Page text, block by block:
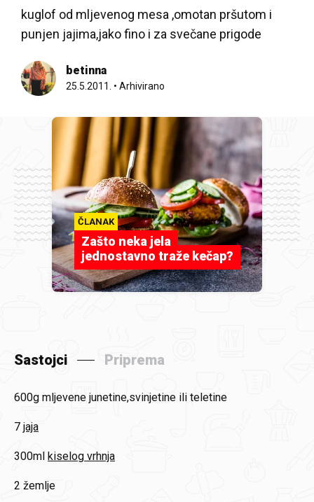
kuglof od mljevenog mesa ,omotan pršutom i
punjen jajima,jako fino i za svečane prigode
betinna
25.5.2011. • Arhivirano
ČLANAK
Zašto neka jela
jednostavno traže kečap?
Sastojci Priprema
600g mljevene junetine,svinjetine ili teletine
7 jaja
300ml kiselog vrhnja
2 žemlje